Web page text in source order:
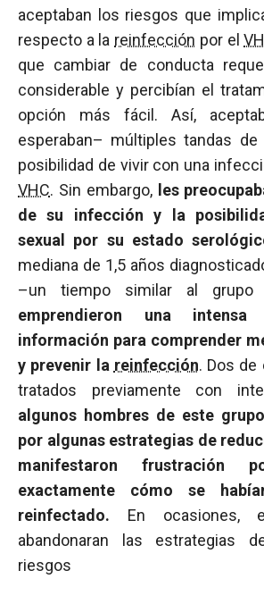
aceptaban los riesgos que
respecto a la reinfección por el
que cambiar de conducta
considerable y percibían el
opción más fácil. Así,
esperaban– múltiples tandas
posibilidad de vivir con una
VHC. Sin embargo, les
de su infección y la
sexual por su estado
mediana de 1,5 años
–un tiempo similar al grupo
emprendieron una intensa
información para comprender
y prevenir la reinfección. Dos de
tratados previamente con
algunos hombres de este
por algunas estrategias de
manifestaron frustración
exactamente cómo se
reinfectado. En ocasiones,
abandonaran las estrategias
riesgos